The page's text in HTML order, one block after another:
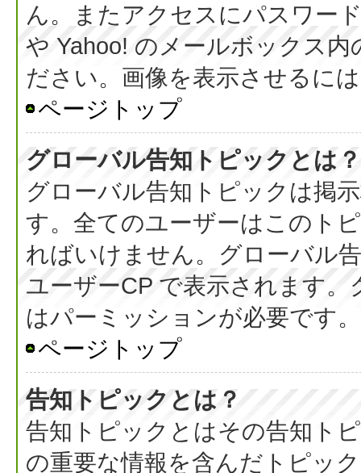
ん。またアクセスにパスワー
や Yahoo! のメールボックス
ださい。画像を表示させるに
ページトップ
グローバル告知トピックとは？
グローバル告知トピックは掲
す。全てのユーザーはこのト
ればいけません。グローバル
ユーザーCP で表示されます
はパーミッションが必要です。
ページトップ
告知トピックとは？
告知トピックとはその告知ト
の重要な情報を含んだトピッ